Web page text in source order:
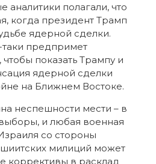
аналитики полагали, что
когда президент Трамп
ядерной сделки.
предпримет
показать Трампу и
ядерной сделки
на Ближнем Востоке.
неспешности мести – в
и любая военная
со стороны
шиитских милиций может
коррективы в расклад